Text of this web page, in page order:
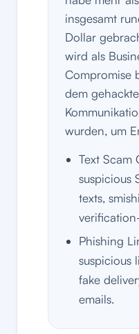
insgesamt
Dollar
wird als
Compromise
dem
wurden, um
Text Scam
suspicious
texts,
Phishing
suspicious
fake
emails.